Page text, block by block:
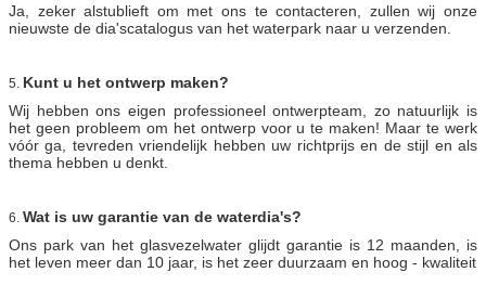
Ja, zeker alstublieft om met ons te contacteren, zullen wij onze
nieuwste de dia'scatalogus van het waterpark naar u verzenden.
5. Kunt u het ontwerp maken?
Wij hebben ons eigen professioneel ontwerpteam, zo natuurlijk is
het geen probleem om het ontwerp voor u te maken! Maar te werk
vóór ga, tevreden vriendelijk hebben uw richtprijs en de stijl en als
thema hebben u denkt.
6. Wat is uw garantie van de waterdia's?
Ons park van het glasvezelwater glijdt garantie is 12 maanden, is
het leven meer dan 10 jaar, is het zeer duurzaam en hoog - kwaliteit